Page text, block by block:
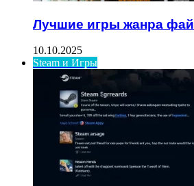
Лучшие игры жанра
10.10.2025
Steam и Игры